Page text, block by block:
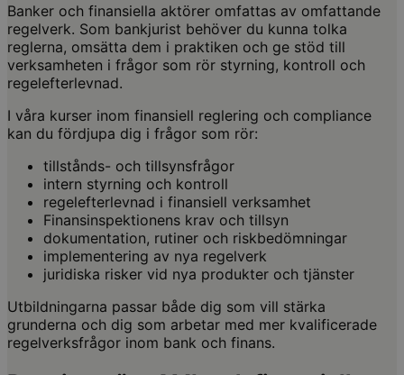
Banker och finansiella aktörer omfattas av omfattande
regelverk. Som bankjurist behöver du kunna tolka
reglerna, omsätta dem i praktiken och ge stöd till
verksamheten i frågor som rör styrning, kontroll och
regelefterlevnad.
I våra kurser inom finansiell reglering och compliance
kan du fördjupa dig i frågor som rör:
tillstånds- och tillsynsfrågor
intern styrning och kontroll
regelefterlevnad i finansiell verksamhet
Finansinspektionens krav och tillsyn
dokumentation, rutiner och riskbedömningar
implementering av nya regelverk
juridiska risker vid nya produkter och tjänster
Utbildningarna passar både dig som vill stärka
grunderna och dig som arbetar med mer kvalificerade
regelverksfrågor inom bank och finans.